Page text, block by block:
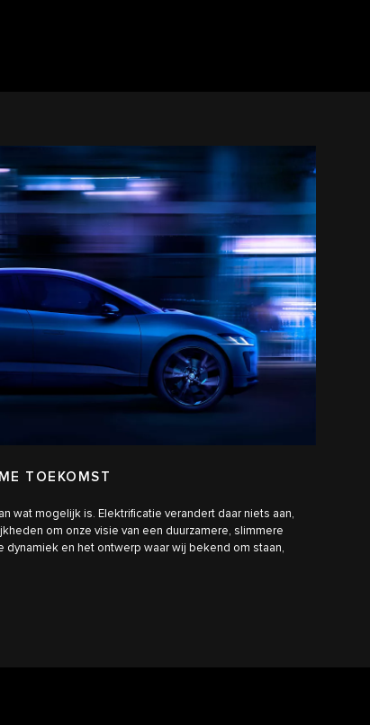
TOEKOMST
wat mogelijk is. Elektrificatie verandert daar niets aan,
om onze visie van een duurzamere, slimmere
en het ontwerp waar wij bekend om staan,